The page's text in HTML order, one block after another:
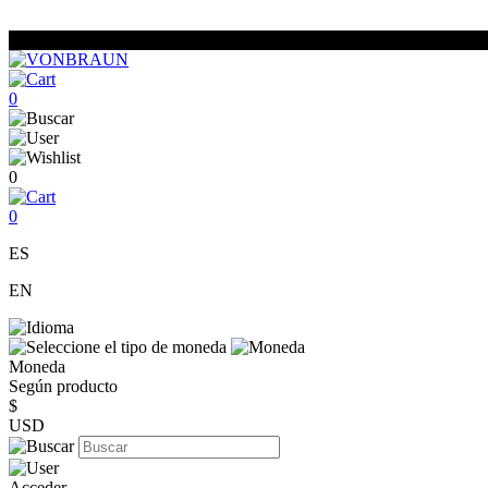
0
0
0
ES
EN
Moneda
Según producto
$
USD